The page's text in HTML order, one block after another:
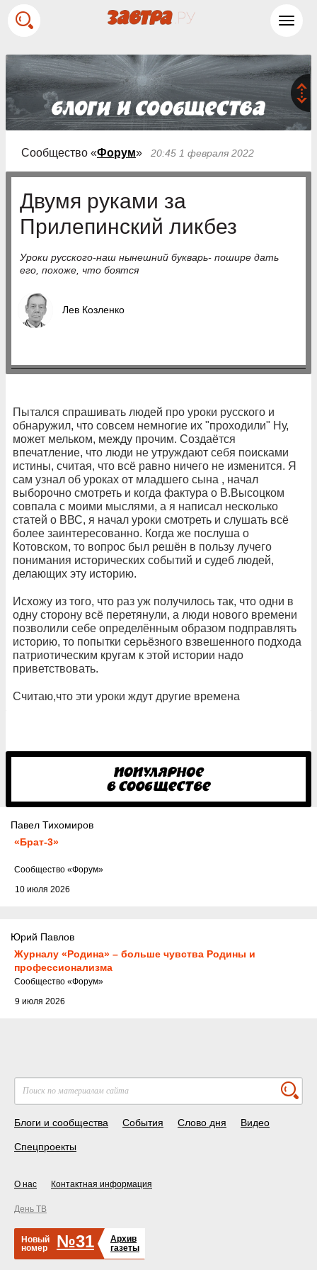
Сообщество «Форум» 20:45 1 февраля 2022
Двумя руками за
Прилепинский ликбез
Уроки русского-наш нынешний букварь- пошире дать
его, похоже, что боятся
Лев Козленко
Пытался спрашивать людей про уроки русского и
обнаружил, что совсем немногие их "проходили" Ну,
может мельком, между прочим. Создаётся
впечатление, что люди не утруждают себя поисками
истины, считая, что всё равно ничего не изменится. Я
сам узнал об уроках от младшего сына , начал
выборочно смотреть и когда фактура о В.Высоцком
совпала с моими мыслями, а я написал несколько
статей о ВВС, я начал уроки смотреть и слушать всё
более заинтересованно. Когда же послуша о
Котовском, то вопрос был решён в пользу лучего
понимания исторических событий и судеб людей,
делающих эту историю.
Исхожу из того, что раз уж получилось так, что одни в
одну сторону всё перетянули, а люди нового времени
позволили себе определённым образом подправлять
историю, то попытки серьёзного взвешенного подхода
патриотическим кругам к этой истории надо
приветствовать.
Считаю,что эти уроки ждут другие времена
Павел Тихомиров
«Брат-3»
10 июля 2026
Cообщество «Форум»
Юрий Павлов
Журналу «Родина» – больше чувства Родины и
профессионализма
9 июля 2026
Cообщество «Форум»
Блоги и сообщества События Слово дня Видео
Спецпроекты
О нас Контактная информация
День ТВ
Новый
номер
№31
Архив
газеты